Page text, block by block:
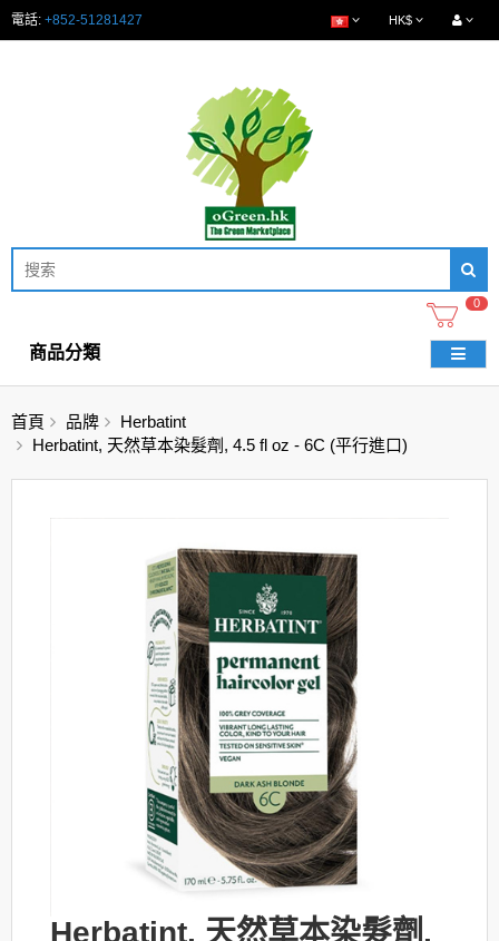
電話: +852-51281427 HK$
0
商品分類
首頁 品牌
Herbatint
Herbatint, 天然草本染髮劑, 4.5 fl oz - 6C (平行進口)
Herbatint, 天然草本染髮劑,